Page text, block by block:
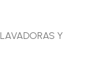
LAVADORAS Y